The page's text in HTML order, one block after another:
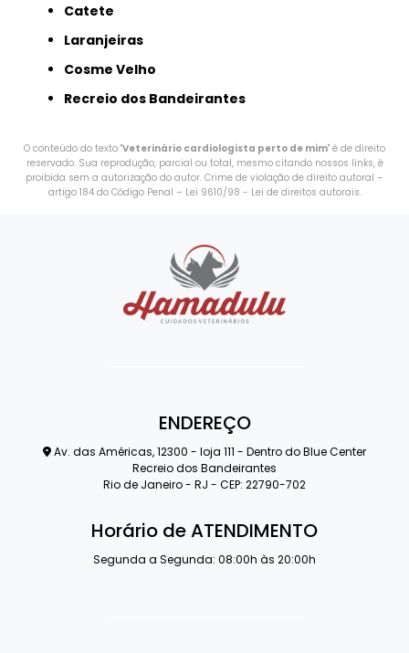
Catete
Laranjeiras
Cosme Velho
Recreio dos Bandeirantes
O conteúdo do texto "Veterinário cardiologista perto de mim" é de direito
reservado. Sua reprodução, parcial ou total, mesmo citando nossos links, é
proibida sem a autorização do autor. Crime de violação de direito autoral –
artigo 184 do Código Penal – Lei 9610/98 - Lei de direitos autorais.
ENDEREÇO
Av. das Américas, 12300 - loja 111 - Dentro do Blue Center
Recreio dos Bandeirantes
Rio de Janeiro - RJ - CEP: 22790-702
Horário de ATENDIMENTO
Segunda a Segunda: 08:00h às 20:00h